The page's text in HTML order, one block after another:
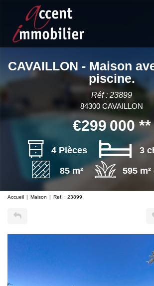
CAVAILLON - Maison
piscine.
Réf : 23899
84300 CAVAILLON
€299 000**
4 Pièces 3
85 m² 595
Accueil Maison Ref. : 23899